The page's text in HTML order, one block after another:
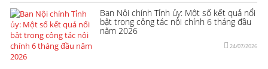
Ban Nội chính Tỉnh ủy: Một số kết quả nổi
bật trong công tác nội chính 6 tháng đầu
năm 2026
24/07/2026